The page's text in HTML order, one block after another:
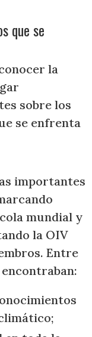
que se
la
sobre los
se enfrenta
importantes
mundial y
la OIV
Entre